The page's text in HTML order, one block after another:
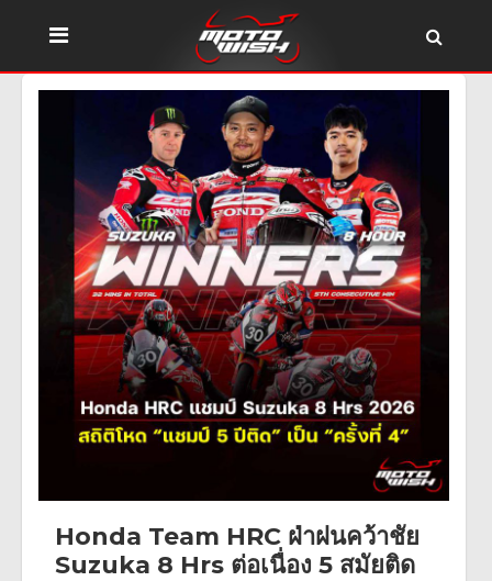
Honda Team HRC ฝ่าฝนคว้าชัย
Suzuka 8 Hrs ต่อเนื่อง 5 สมัยติด